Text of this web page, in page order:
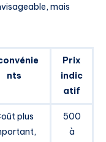
mais
nts
Prix
indic
atif
plus
500
à